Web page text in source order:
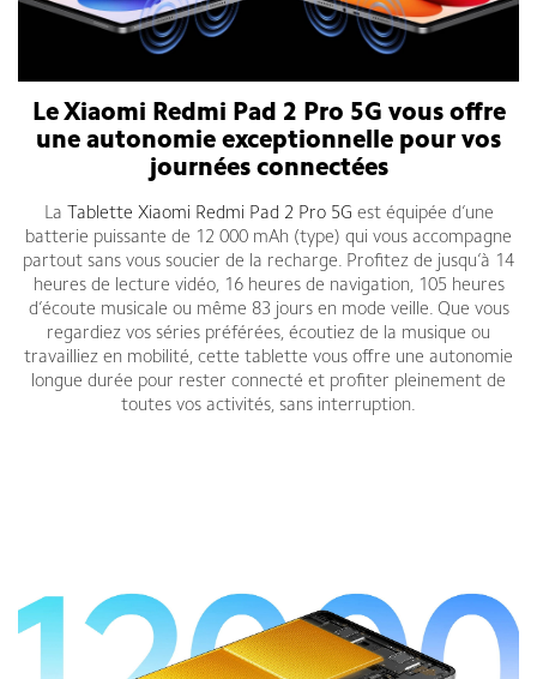
Le Xiaomi Redmi Pad 2 Pro 5G vous offre
une autonomie exceptionnelle pour vos
journées connectées
La Tablette Xiaomi Redmi Pad 2 Pro 5G est équipée d’une
batterie puissante de 12 000 mAh (type) qui vous accompagne
partout sans vous soucier de la recharge. Profitez de jusqu’à 14
heures de lecture vidéo, 16 heures de navigation, 105 heures
d’écoute musicale ou même 83 jours en mode veille. Que vous
regardiez vos séries préférées, écoutiez de la musique ou
travailliez en mobilité, cette tablette vous offre une autonomie
longue durée pour rester connecté et profiter pleinement de
toutes vos activités, sans interruption.